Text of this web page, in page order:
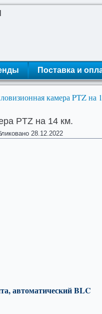
Поставка и
камера PTZ на
PTZ на 14 км.
28.12.2022
автоматический BLC